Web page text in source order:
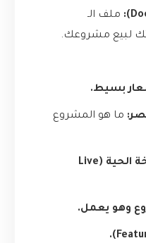
ملف الـ
لبيع مشروعك.
بسيط.
ما هو المشروع
رابط مباشر للنسخة الحية (Live